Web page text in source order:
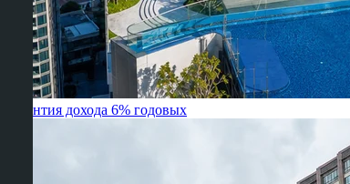
гарантия дохода 6% годовых